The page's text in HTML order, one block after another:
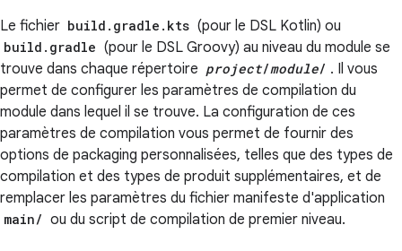
Le fichier build.gradle.kts (pour le DSL Kotlin) ou
build.gradle (pour le DSL Groovy) au niveau du module se
trouve dans chaque répertoire project/module/ . Il vous
permet de configurer les paramètres de compilation du
module dans lequel il se trouve. La configuration de ces
paramètres de compilation vous permet de fournir des
options de packaging personnalisées, telles que des types de
compilation et des types de produit supplémentaires, et de
remplacer les paramètres du fichier manifeste d'application
main/ ou du script de compilation de premier niveau.